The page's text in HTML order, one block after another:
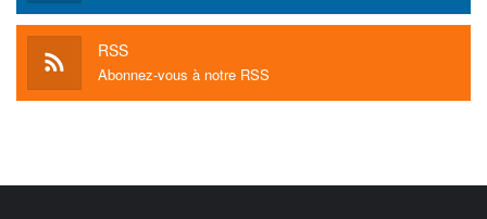
RSS
Abonnez-vous à notre RSS